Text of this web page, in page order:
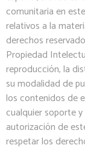
comunitaria en
relativos a la
derechos
Propiedad
reproducción, la
su modalidad de
los contenidos de
cualquier soporte
autorización de
respetar los